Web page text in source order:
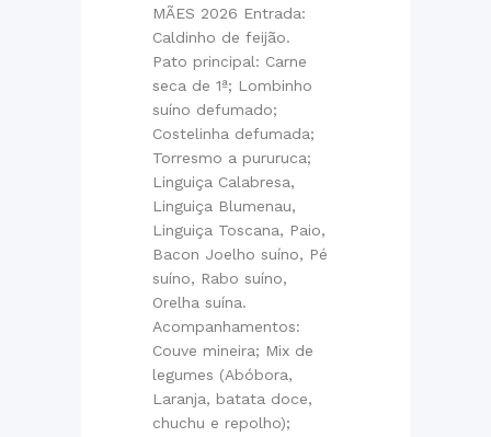
MÃES 2026 Entrada:
Caldinho de feijão.
Pato principal: Carne
seca de 1ª; Lombinho
suíno defumado;
Costelinha defumada;
Torresmo a pururuca;
Linguiça Calabresa,
Linguiça Blumenau,
Linguiça Toscana, Paio,
Bacon Joelho suíno, Pé
suíno, Rabo suíno,
Orelha suína.
Acompanhamentos:
Couve mineira; Mix de
legumes (Abóbora,
Laranja, batata doce,
chuchu e repolho);